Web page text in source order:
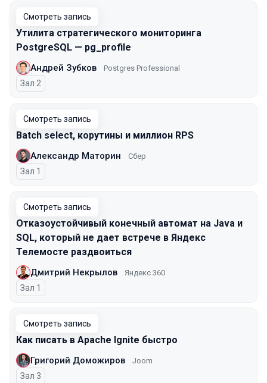
Смотреть запись
Утилита стратегического мониторинга
PostgreSQL — pg_profile
Андрей Зубков Postgres Professional
Зал 2
Смотреть запись
Batch select, корутины и миллион RPS
Александр Маторин Сбер
Зал 1
Смотреть запись
Отказоустойчивый конечный автомат на Java и
SQL, который не дает встрече в Яндекс
Телемосте раздвоиться
Дмитрий Некрылов Яндекс 360
Зал 1
Смотреть запись
Как писать в Apache Ignite быстро
Григорий Доможиров Joom
Зал 3